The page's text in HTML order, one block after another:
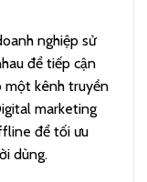
nghiệp sử
để tiếp cận
một kênh truyền
marketing
để tối ưu
dùng.